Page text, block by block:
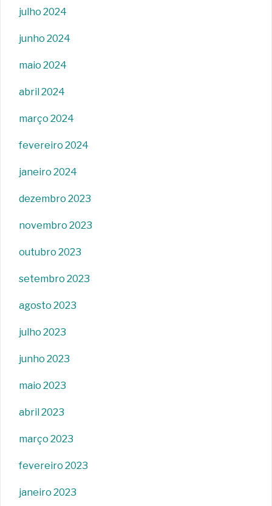
julho 2024
junho 2024
maio 2024
abril 2024
março 2024
fevereiro 2024
janeiro 2024
dezembro 2023
novembro 2023
outubro 2023
setembro 2023
agosto 2023
julho 2023
junho 2023
maio 2023
abril 2023
março 2023
fevereiro 2023
janeiro 2023